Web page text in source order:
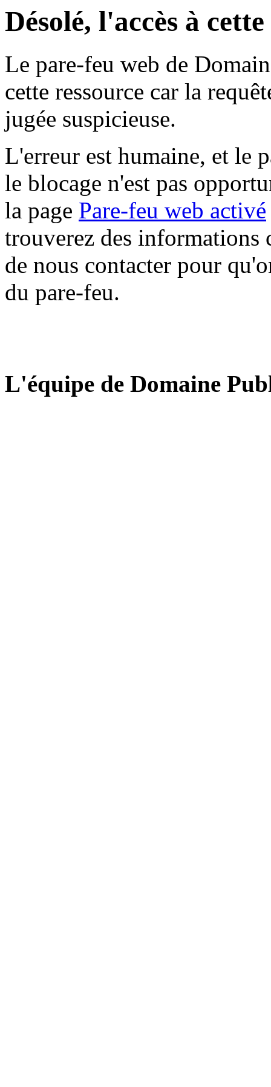
Désolé, l'accès à
Le pare-feu web de
cette ressource car la
jugée suspicieuse.
L'erreur est humaine, et le
le blocage n'est pas
la page Pare-feu web activé
trouverez des informations
de nous contacter pour
du pare-feu.
L'équipe de Domaine